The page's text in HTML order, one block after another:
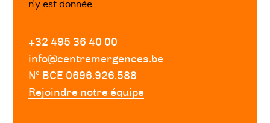
n'y est donnée.
+32 495 36 40 00
info@centremergences.be
Nº BCE 0696.926.588
Rejoindre notre équipe